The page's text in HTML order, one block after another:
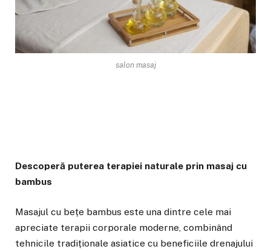
salon masaj
Descoperă puterea terapiei naturale prin masaj cu
bambus
Masajul cu bețe bambus este una dintre cele mai
apreciate terapii corporale moderne, combinând
tehnicile tradiționale asiatice cu beneficiile drenajului